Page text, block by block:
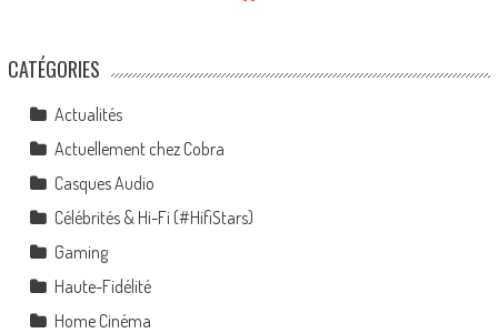
CATÉGORIES
Actualités
Actuellement chez Cobra
Casques Audio
Célébrités & Hi-Fi (#HifiStars)
Gaming
Haute-Fidélité
Home Cinéma